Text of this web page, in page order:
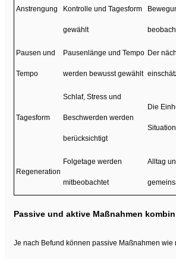
Anstrengung Kontrolle und Tagesform
gewählt
Pausen und
Tempo
Pausenlänge und Tempo
werden bewusst gewählt
Der
Tagesform
Schlaf, Stress und
Beschwerden werden
berücksichtigt
Die
Situation
Regeneration
Folgetage werden
mitbeobachtet
Alltag
Passive und aktive Maßnahmen
Je nach Befund können passive Maßnahmen wie